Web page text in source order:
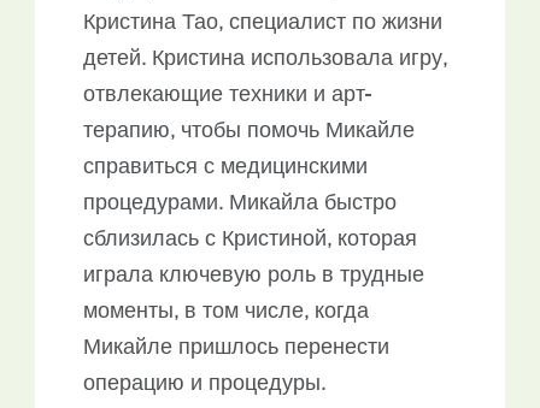
Кристина Тао, специалист по жизни
детей. Кристина использовала игру,
отвлекающие техники и арт-
терапию, чтобы помочь Микайле
справиться с медицинскими
процедурами. Микайла быстро
сблизилась с Кристиной, которая
играла ключевую роль в трудные
моменты, в том числе, когда
Микайле пришлось перенести
операцию и процедуры.